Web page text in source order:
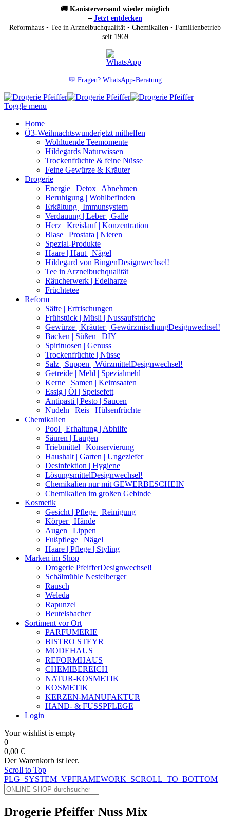
🚚 Kanisterversand wieder möglich
– Jetzt entdecken
Reformhaus • Tee in Arzneibuchqualität • Chemikalien • Familienbetrieb
seit 1969
💬 Fragen? WhatsApp-Beratung
Toggle menu
Home
Ö3-Weihnachtswunderjetzt mithelfen
Wohltuende Teemomente
Hildegards Naturwissen
Trockenfrüchte & feine Nüsse
Feine Gewürze & Kräuter
Drogerie
Energie | Detox | Abnehmen
Beruhigung | Wohlbefinden
Erkältung | Immunsystem
Verdauung | Leber | Galle
Herz | Kreislauf | Konzentration
Blase | Prostata | Nieren
Spezial-Produkte
Haare | Haut | Nägel
Hildegard von BingenDesignwechsel!
Tee in Arzneibuchqualität
Räucherwerk | Edelharze
Früchtetee
Reform
Säfte | Erfrischungen
Frühstück | Müsli | Nussaufstriche
Gewürze | Kräuter | GewürzmischungDesignwechsel!
Backen | Süßen | DIY
Spirituosen | Genuss
Trockenfrüchte | Nüsse
Salz | Suppen | WürzmittelDesignwechsel!
Getreide | Mehl | Spezialmehl
Kerne | Samen | Keimsaaten
Essig | Öl | Speisefett
Antipasti | Pesto | Saucen
Nudeln | Reis | Hülsenfrüchte
Chemikalien
Pool | Erhaltung | Abhilfe
Säuren | Laugen
Triebmittel | Konservierung
Haushalt | Garten | Ungeziefer
Desinfektion | Hygiene
LösungsmittelDesignwechsel!
Chemikalien nur mit GEWERBESCHEIN
Chemikalien im großen Gebinde
Kosmetik
Gesicht | Pflege | Reinigung
Körper | Hände
Augen | Lippen
Fußpflege | Nägel
Haare | Pflege | Styling
Marken im Shop
Drogerie PfeifferDesignwechsel!
Schälmühle Nestelberger
Rausch
Weleda
Rapunzel
Beutelsbacher
Sortiment vor Ort
PARFUMERIE
BISTRO STEYR
MODEHAUS
REFORMHAUS
CHEMIBEREICH
NATUR-KOSMETIK
KOSMETIK
KERZEN-MANUFAKTUR
HAND- & FUSSPFLEGE
Login
Your wishlist is empty
0
0,00 €
Der Warenkorb ist leer.
Scroll to Top
PLG_SYSTEM_VPFRAMEWORK_SCROLL_TO_BOTTOM
Drogerie Pfeiffer Nuss Mix